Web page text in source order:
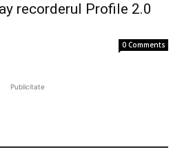
recorderul Profile 2.0
0 Comments
Publicitate